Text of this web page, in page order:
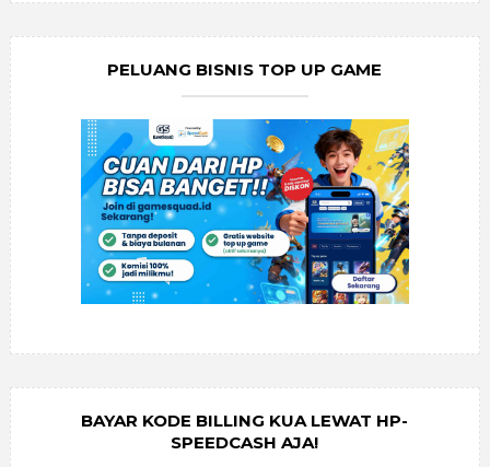
PELUANG BISNIS TOP UP GAME
BAYAR KODE BILLING KUA LEWAT HP-
SPEEDCASH AJA!